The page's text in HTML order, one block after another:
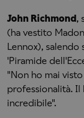
John Richmond,
(ha vestito
Lennox), salendo
'Piramide
"Non ho mai
professionalità.
incredibile".